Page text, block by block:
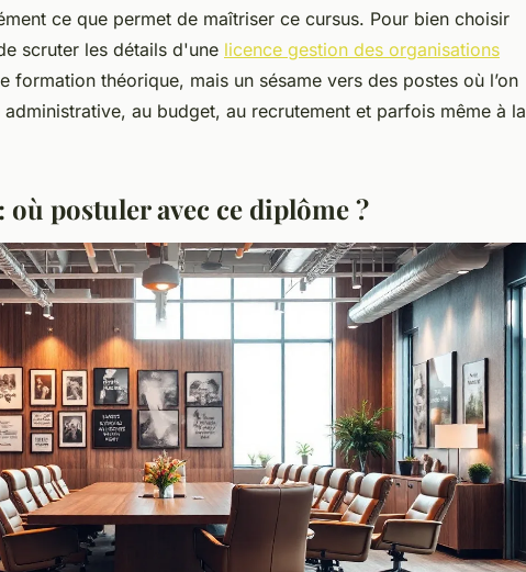
ce que permet de maîtriser ce cursus. Pour bien choisir
scruter les détails d'une licence gestion des organisations
formation théorique, mais un sésame vers des postes où l’on
au budget, au recrutement et parfois même à la
où postuler avec ce diplôme ?